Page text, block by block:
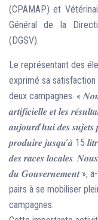
(CPAMAP) et
Général de la
(DGSV).
Le représentant des
exprimé sa satisfaction
deux campagnes. «
𝒂𝒓𝒕𝒊𝒇𝒊𝒄𝒊𝒆𝒍𝒍𝒆 𝒆𝒕 𝒍𝒆𝒔
𝒂𝒖𝒋𝒐𝒖𝒓𝒅’𝒉𝒖𝒊 𝒅𝒆𝒔
𝒑𝒓𝒐𝒅𝒖𝒊𝒓𝒆 𝒋𝒖𝒔𝒒𝒖’𝒂̀ 15
𝒅𝒆𝒔 𝒓𝒂𝒄𝒆𝒔 𝒍𝒐𝒄𝒂𝒍𝒆𝒔.
𝒅𝒖 𝑮𝒐𝒖𝒗𝒆𝒓𝒏𝒆𝒎𝒆𝒏𝒕 »,
pairs à se mobiliser
campagnes.